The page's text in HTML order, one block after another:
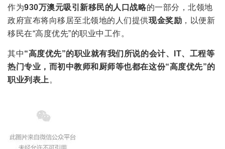
作为930万澳元吸引新移民的人口战略的一部分，北领地
政府宣布将向移居至北领地的人们提供现金奖励 ，以便新
移民在“高度优先”的职业中工作。
其中“高度优先”的职业就有我们所说的会计、IT、工程等
热门专业，而初中教师和厨师等也都在这份“高度优先”的
职业列表上 。